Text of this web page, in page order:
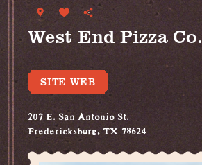
West End Pizza Co.
SITE WEB
207 E. San Antonio St.
Fredericksburg, TX 78624
(830) 990-8646